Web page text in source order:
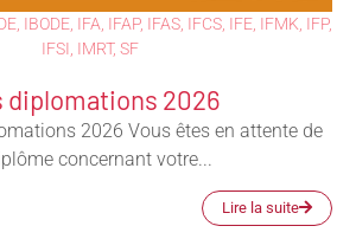
, IBODE, IFA, IFAP, IFAS, IFCS, IFE, IFMK, IFP,
IFSI, IMRT, SF
diplomations 2026
2026 Vous êtes en attente de
concernant votre...
Lire la suite